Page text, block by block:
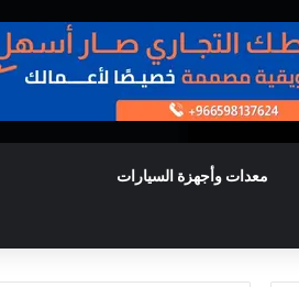
معدات وأجهزة السيارات